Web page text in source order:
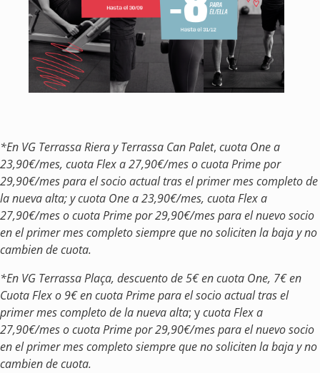
*En VG Terrassa Riera y Terrassa Can Palet, cuota One a
23,90€/mes, cuota Flex a 27,90€/mes o cuota Prime por
29,90€/mes para el socio actual tras el primer mes completo de
la nueva alta; y cuota One a 23,90€/mes, cuota Flex a
27,90€/mes o cuota Prime por 29,90€/mes para el nuevo socio
en el primer mes completo siempre que no soliciten la baja y no
cambien de cuota.
*En VG Terrassa Plaça, descuento de 5€ en cuota One, 7€ en
Cuota Flex o 9€ en cuota Prime para el socio actual tras el
primer mes completo de la nueva alta; ycuota Flex a
27,90€/mes o cuota Prime por 29,90€/mes para el nuevo socio
en el primer mes completo siempre que no soliciten la baja y no
cambien de cuota.